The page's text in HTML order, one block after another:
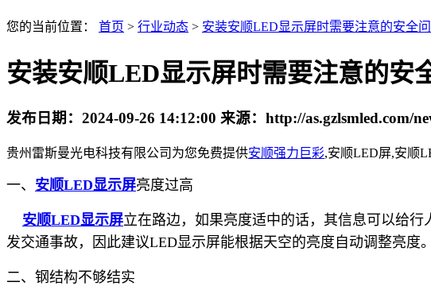
您的当前位置： 首页 > 行业动态 > 安装安顺LED显示屏时需要注意的安全
安装安顺LED显示屏时需要注意的安
发布日期： 2024-09-26 14:12:00 来源： http://as.gzlsmled.com/
贵州雷斯曼光电科技有限公司为您免费提供安顺强力巨彩,安顺LED屏,安顺
一、 安顺LED显示屏亮度过高
安顺LED显示屏立在路边，如果亮度适中的话，其信息可以给
发交通事故，因此建议LED显示屏能根据天空的亮度自动调整亮度。
二、钢结构不够结实